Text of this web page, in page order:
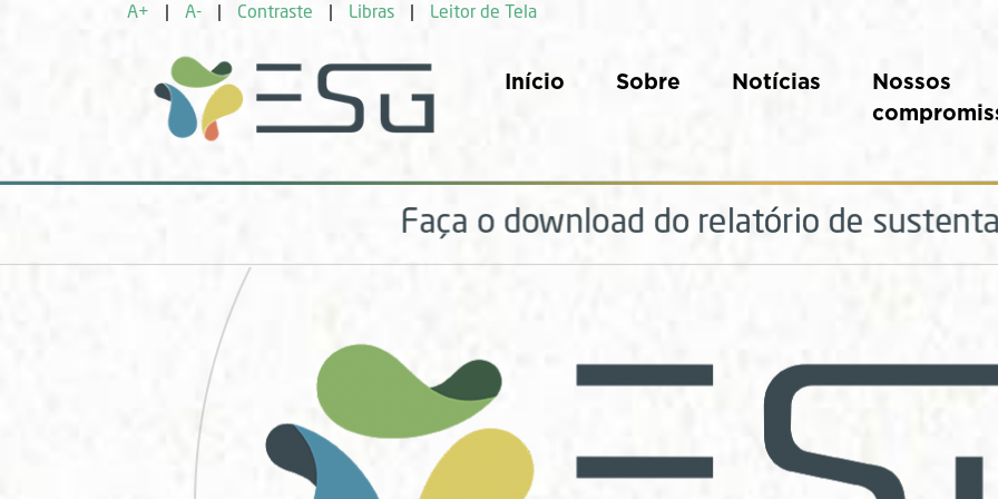
A+ A- Contraste Libras Leitor de Tela
Início Sobre Notícias
Nossos